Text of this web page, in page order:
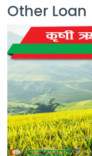
Other Loan